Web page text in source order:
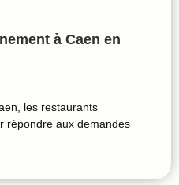
à Caen en
les restaurants
répondre aux demandes